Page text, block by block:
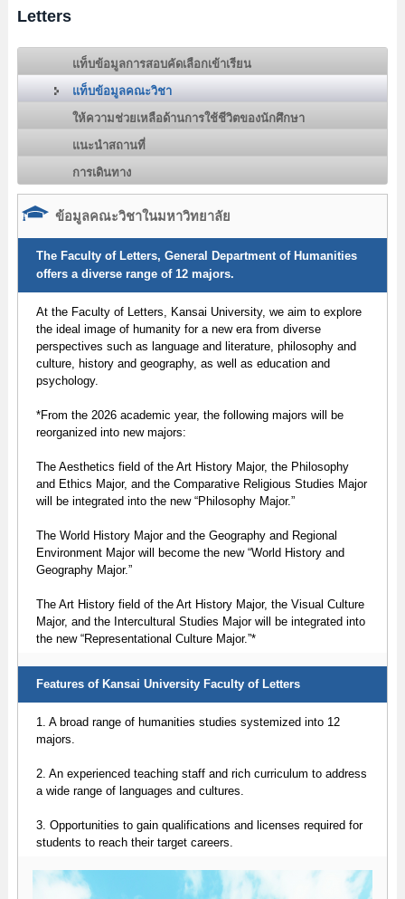
Letters
แท็บข้อมูลการสอบคัดเลือกเข้าเรียน
แท็บข้อมูลคณะวิชา
ให้ความช่วยเหลือด้านการใช้ชีวิตของนักศึกษา
แนะนำสถานที่
การเดินทาง
ข้อมูลคณะวิชาในมหาวิทยาลัย
The Faculty of Letters, General Department of Humanities
offers a diverse range of 12 majors.
At the Faculty of Letters, Kansai University, we aim to explore
the ideal image of humanity for a new era from diverse
perspectives such as language and literature, philosophy and
culture, history and geography, as well as education and
psychology.
*From the 2026 academic year, the following majors will be
reorganized into new majors:
The Aesthetics field of the Art History Major, the Philosophy
and Ethics Major, and the Comparative Religious Studies Major
will be integrated into the new “Philosophy Major.”
The World History Major and the Geography and Regional
Environment Major will become the new “World History and
Geography Major.”
The Art History field of the Art History Major, the Visual Culture
Major, and the Intercultural Studies Major will be integrated into
the new “Representational Culture Major.”*
Features of Kansai University Faculty of Letters
1. A broad range of humanities studies systemized into 12
majors.
2. An experienced teaching staff and rich curriculum to address
a wide range of languages and cultures.
3. Opportunities to gain qualifications and licenses required for
students to reach their target careers.